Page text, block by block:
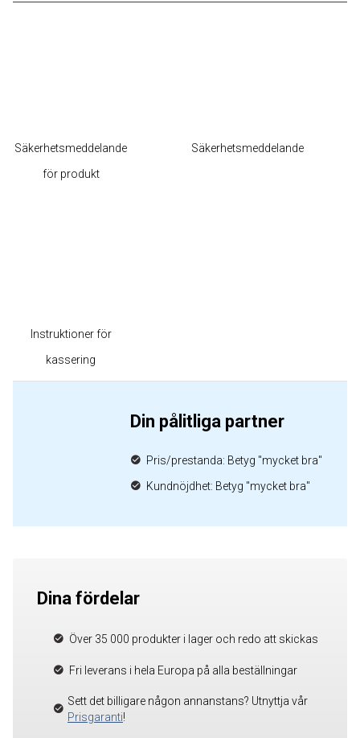
Säkerhetsmeddelande
för produkt
Säkerhetsmeddelande
Instruktioner för
kassering
Din pålitliga partner
Pris/prestanda: Betyg "mycket bra"
Kundnöjdhet: Betyg "mycket bra"
Dina fördelar
Över 35 000 produkter i lager och redo att skickas
Fri leverans i hela Europa på alla beställningar
Sett det billigare någon annanstans? Utnyttja vår
Prisgaranti!